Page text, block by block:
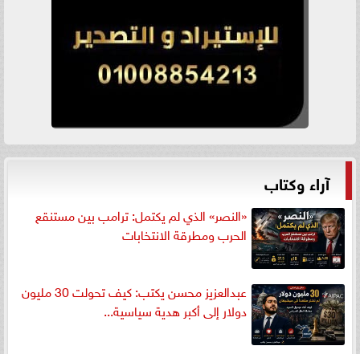
آراء وكتاب
«النصر» الذي لم يكتمل: ترامب بين مستنقع
الحرب ومطرقة الانتخابات
عبدالعزيز محسن يكتب: كيف تحولت 30 مليون
دولار إلى أكبر هدية سياسية...